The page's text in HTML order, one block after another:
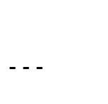
---